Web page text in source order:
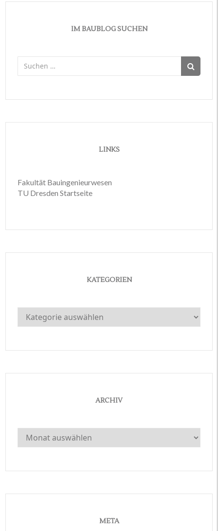
IM BAUBLOG SUCHEN
Suchen
nach:
LINKS
Fakultät Bauingenieurwesen
TU Dresden Startseite
KATEGORIEN
Kategorien
ARCHIV
Archiv
META